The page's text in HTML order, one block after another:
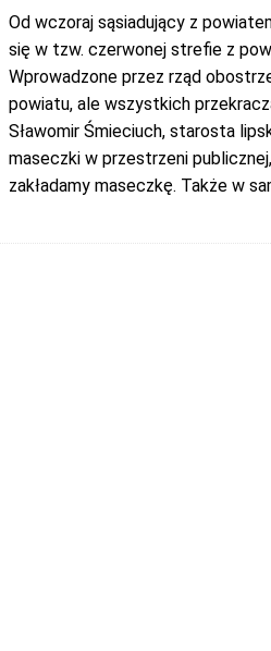
Od wczoraj sąsiadujący z
się w tzw. czerwonej strefie z
Wprowadzone przez rząd
powiatu, ale wszystkich
Sławomir Śmieciuch, starosta
maseczki w przestrzeni
zakładamy maseczkę. Także w